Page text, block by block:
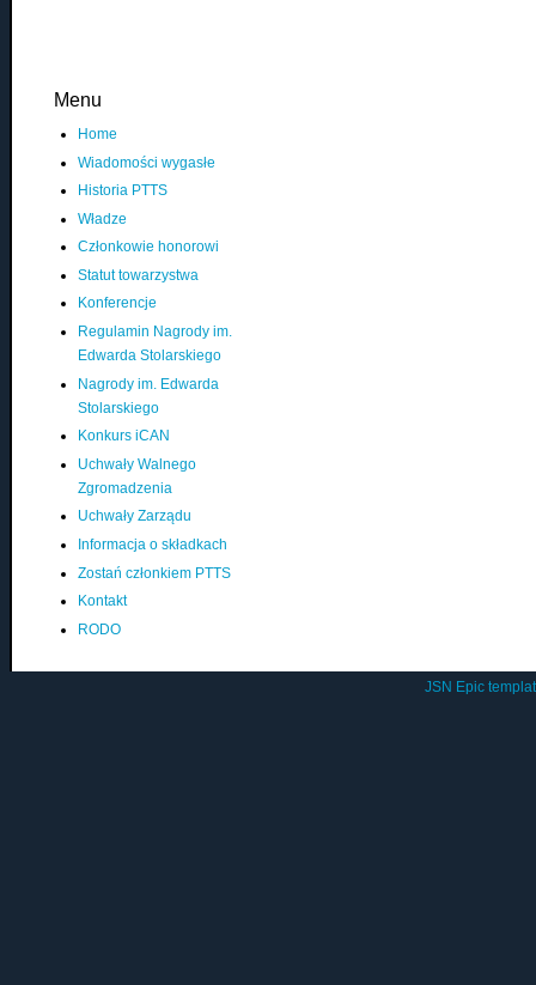
Menu
Home
Wiadomości wygasłe
Historia PTTS
Władze
Członkowie honorowi
Statut towarzystwa
Konferencje
Regulamin Nagrody im.
Edwarda Stolarskiego
Nagrody im. Edwarda
Stolarskiego
Konkurs iCAN
Uchwały Walnego
Zgromadzenia
Uchwały Zarządu
Informacja o składkach
Zostań członkiem PTTS
Kontakt
RODO
JSN Epic